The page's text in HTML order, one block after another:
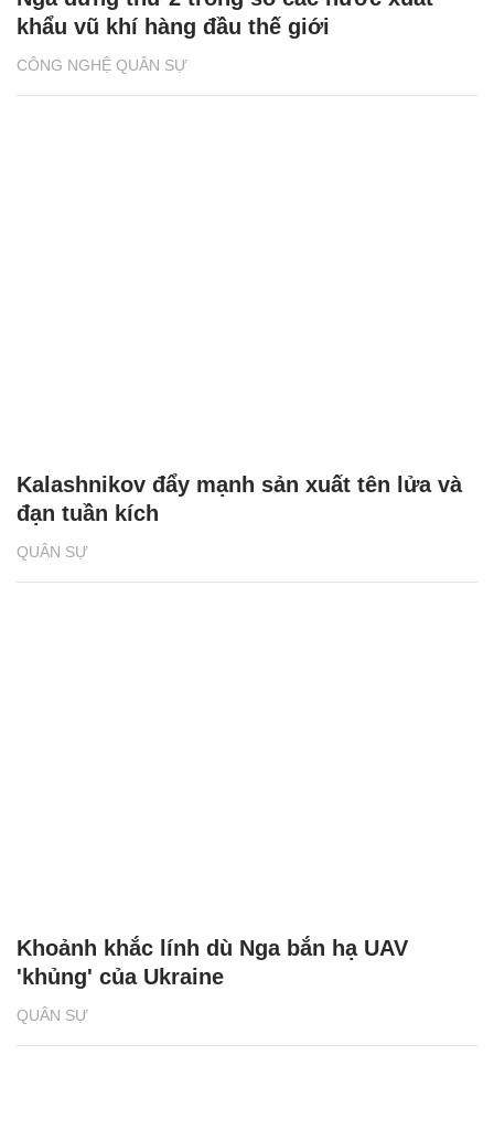
CÔNG NGHỆ QUÂN SỰ
khẩu vũ khí hàng đầu thế giới
QUÂN SỰ
Kalashnikov đẩy mạnh sản xuất tên lửa và
đạn tuần kích
QUÂN SỰ
Khoảnh khắc lính dù Nga bắn hạ UAV
'khủng' của Ukraine